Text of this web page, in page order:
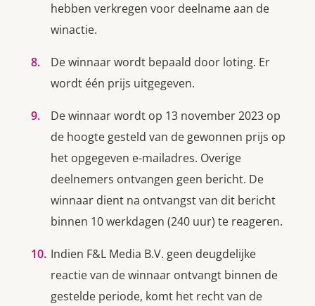
hebben verkregen voor deelname aan de
winactie.
De winnaar wordt bepaald door loting. Er
wordt één prijs uitgegeven.
De winnaar wordt op 13 november 2023 op
de hoogte gesteld van de gewonnen prijs op
het opgegeven e-mailadres. Overige
deelnemers ontvangen geen bericht. De
winnaar dient na ontvangst van dit bericht
binnen 10 werkdagen (240 uur) te reageren.
Indien F&L Media B.V. geen deugdelijke
reactie van de winnaar ontvangt binnen de
gestelde periode, komt het recht van de